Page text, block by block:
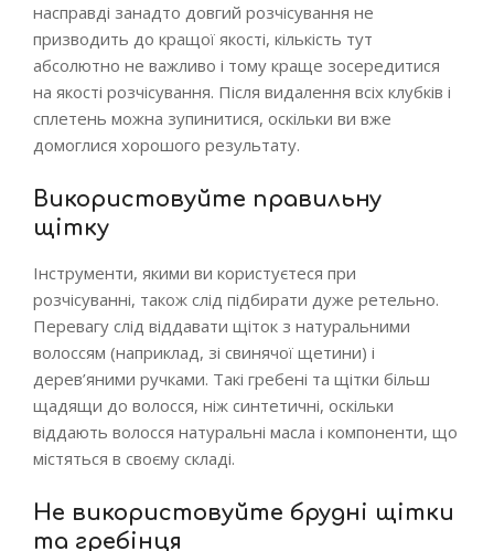
насправді занадто довгий розчісування не
призводить до кращої якості, кількість тут
абсолютно не важливо і тому краще зосередитися
на якості розчісування. Після видалення всіх клубків і
сплетень можна зупинитися, оскільки ви вже
домоглися хорошого результату.
Використовуйте правильну
щітку
Інструменти, якими ви користуєтеся при
розчісуванні, також слід підбирати дуже ретельно.
Перевагу слід віддавати щіток з натуральними
волоссям (наприклад, зі свинячої щетини) і
дерев’яними ручками. Такі гребені та щітки більш
щадящи до волосся, ніж синтетичні, оскільки
віддають волосся натуральні масла і компоненти, що
містяться в своєму складі.
Не використовуйте брудні щітки
та гребінця